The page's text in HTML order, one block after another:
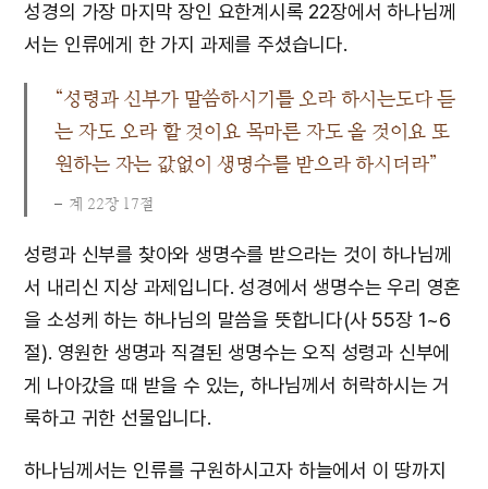
성경의 가장 마지막 장인 요한계시록 22장에서 하나님께
서는 인류에게 한 가지 과제를 주셨습니다.
“성령과 신부가 말씀하시기를 오라 하시는도다 듣
는 자도 오라 할 것이요 목마른 자도 올 것이요 또
원하는 자는 값없이 생명수를 받으라 하시더라”
계 22장 17절
성령과 신부를 찾아와 생명수를 받으라는 것이 하나님께
서 내리신 지상 과제입니다. 성경에서 생명수는 우리 영혼
을 소성케 하는 하나님의 말씀을 뜻합니다(사 55장 1~6
절). 영원한 생명과 직결된 생명수는 오직 성령과 신부에
게 나아갔을 때 받을 수 있는, 하나님께서 허락하시는 거
룩하고 귀한 선물입니다.
하나님께서는 인류를 구원하시고자 하늘에서 이 땅까지